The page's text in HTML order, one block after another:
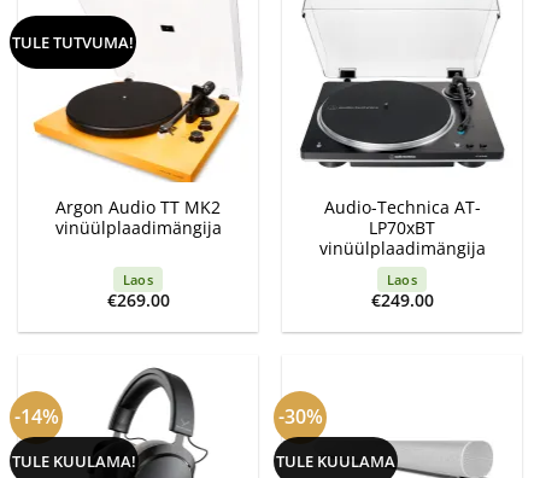
TULE TUTVUMA!
Argon Audio TT MK2
vinüülplaadimängija
Laos
€269.00
Audio-Technica AT-
LP70xBT
vinüülplaadimängija
Laos
€249.00
-14%
TULE KUULAMA!
-30%
TULE KUULAMA